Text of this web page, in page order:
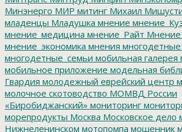
Минэнерго МИР митинг Михаил
младенцы Младушка мнение
мнение_медицина мнение_Райт
мнение_экономика мнения
многодетные_семьи мобильная галерея
мобильное приложение модельная
Гвардия молодежный еврейский центр
молочное скотоводство МОМВД России
«Биробиджанский» мониторинг
морепродукты Москва Московское дело
Нижнеленинском мотопомпа мошенник